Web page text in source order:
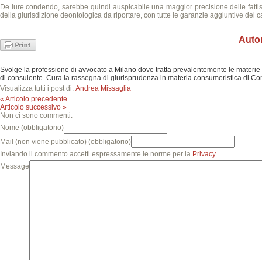
De iure condendo, sarebbe quindi auspicabile una maggior precisione delle
della giurisdizione deontologica da riportare, con tutte le garanzie aggiuntive del
Svolge la professione di avvocato a Milano dove tratta prevalentemente le
di consulente. Cura la rassegna di giurisprudenza in materia consumeristica di
Visualizza tutti i post di: Andrea Missaglia
« Articolo precedente
Articolo successivo »
Non ci sono commenti.
Nome (obbligatorio)
Mail (non viene pubblicato) (obbligatorio)
Inviando il commento accetti espressamente le norme per la Privacy.
Message